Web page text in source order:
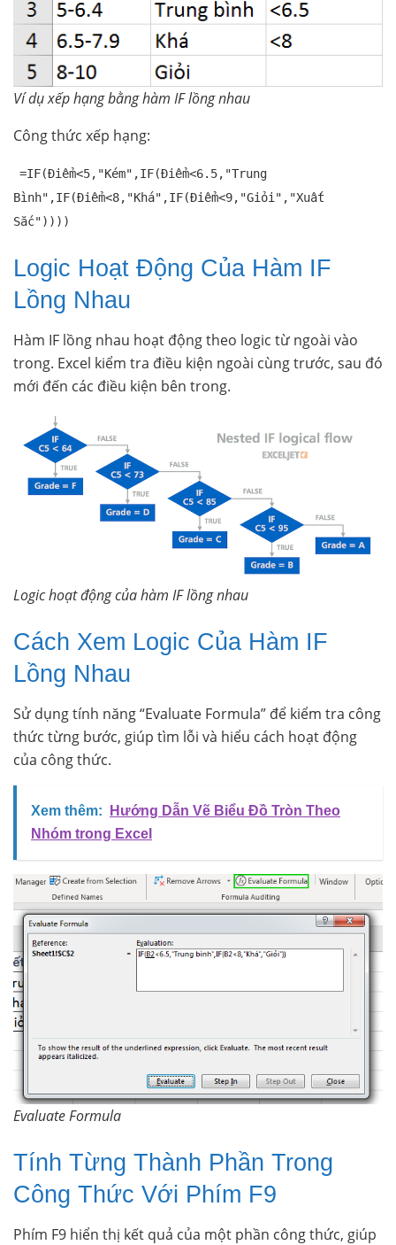
Ví dụ xếp hạng bằng hàm IF lồng nhau
Công thức xếp hạng:
=IF(Điểm<5,"Kém",IF(Điểm<6.5,"Trung
Bình",IF(Điểm<8,"Khá",IF(Điểm<9,"Giỏi","Xuất
Sắc"))))
Logic Hoạt Động Của Hàm IF
Lồng Nhau
Hàm IF lồng nhau hoạt động theo logic từ ngoài vào
trong. Excel kiểm tra điều kiện ngoài cùng trước, sau đó
mới đến các điều kiện bên trong.
Logic hoạt động của hàm IF lồng nhau
Cách Xem Logic Của Hàm IF
Lồng Nhau
Sử dụng tính năng “Evaluate Formula” để kiểm tra công
thức từng bước, giúp tìm lỗi và hiểu cách hoạt động
của công thức.
Xem thêm:
Hướng Dẫn Vẽ Biểu Đồ Tròn Theo
Nhóm trong Excel
Evaluate Formula
Tính Từng Thành Phần Trong
Công Thức Với Phím F9
Phím F9 hiển thị kết quả của một phần công thức, giúp